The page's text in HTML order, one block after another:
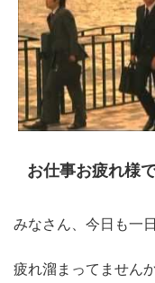
お仕事お疲れ様で
みなさん、今日も一
疲れ溜まってません